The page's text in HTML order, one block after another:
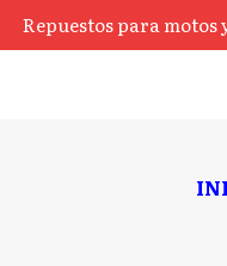
Repuestos para